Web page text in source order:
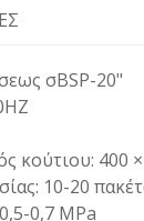
σBSP-20"
κούτιου: 400
10-20
0,7 MPa